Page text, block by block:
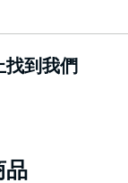
先註冊。只需在
找到我們
品